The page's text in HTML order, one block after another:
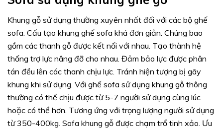
Khung gỗ sử dụng thường xuyên nhất đối với các bộ ghế
sofa. Cấu tạo khung ghế sofa khá đơn giản. Chúng bao
gồm các thanh gỗ được kết nối với nhau. Tạo thành hệ
thống trợ lực nâng đỡ cho nhau. Đảm bảo lực được phân
tán đều lên các thanh chịu lực. Tránh hiện tượng bị gãy
khung khi sử dụng. Với ghế sofa sử dụng khung gỗ thông
thường có thể chịu được từ 5-7 người sử dụng cùng lúc
hoặc có thể hơn. Tương ứng với trọng lượng người sử dụng
từ 350-400kg. Sofa khung gỗ được chạm trổ tinh xảo. Ưu